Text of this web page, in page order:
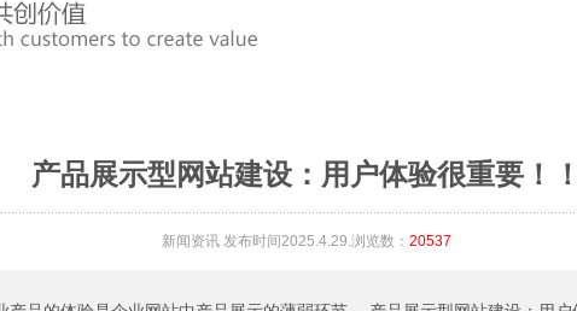
产品展示型网站建设：用户体验很重要！
新闻资讯 发布时间2025.4.29.浏览数： 20537